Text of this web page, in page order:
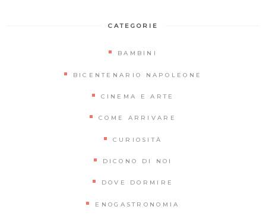
CATEGORIE
BAMBINI
BICENTENARIO NAPOLEONE
CINEMA E ARTE
COME ARRIVARE
CURIOSITÀ
DICONO DI NOI
DOVE DORMIRE
ENOGASTRONOMIA